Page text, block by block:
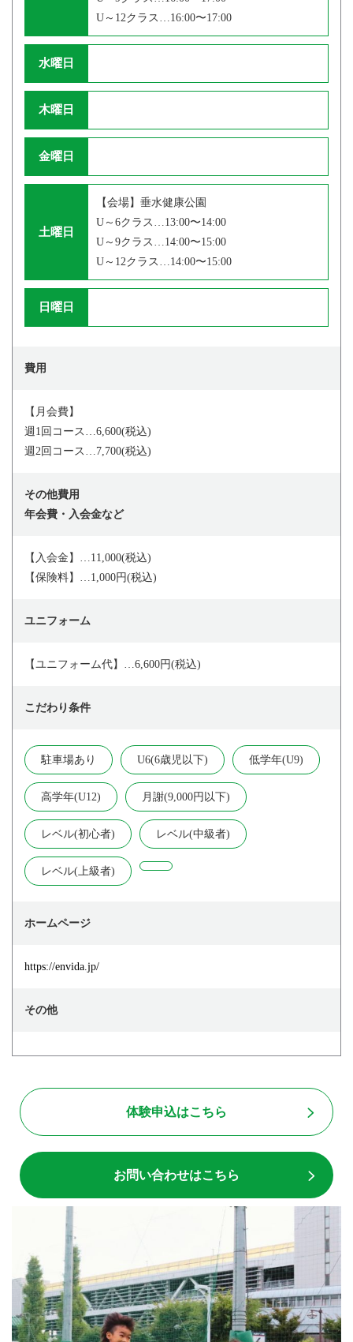
U～12クラス…16:00〜17:00
水曜日
木曜日
金曜日
土曜日
【会場】垂水健康公園
U～6クラス…13:00〜14:00
U～9クラス…14:00〜15:00
U～12クラス…14:00〜15:00
日曜日
費用
【月会費】
週1回コース…6,600(税込)
週2回コース…7,700(税込)
その他費用
年会費・入会金など
【入会金】…11,000(税込)
【保険料】…1,000円(税込)
ユニフォーム
【ユニフォーム代】…6,600円(税込)
こだわり条件
駐車場あり U6(6歳児以下) 低学年(U9)
高学年(U12) 月謝(9,000円以下)
レベル(初心者) レベル(中級者)
レベル(上級者)
ホームページ
https://envida.jp/
その他
体験申込はこちら
お問い合わせはこちら